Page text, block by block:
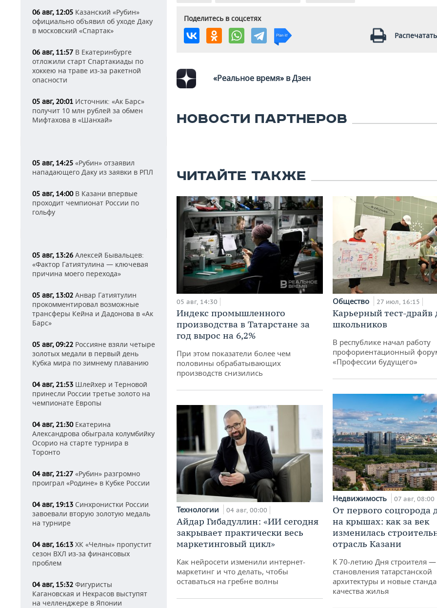
06 авг, 12:05 Казанский «Рубин»
официально объявил об уходе Даку
в московский «Спартак»
06 авг, 11:57 В Екатеринбурге
отложили старт Спартакиады по
хоккею на траве из-за ракетной
опасности
05 авг, 20:01 Источник: «Ак Барс»
получит 10 млн рублей за обмен
Мифтахова в «Шанхай»
05 авг, 14:25 «Рубин» отзаявил
нападающего Даку из заявки в РПЛ
05 авг, 14:00В Казани впервые
проходит чемпионат России по
гольфу
05 авг, 13:26 Алексей Бывальцев:
«Фактор Гатиятулина — ключевая
причина моего перехода»
05 авг, 13:02 Анвар Гатиятулин
прокомментировал возможные
трансферы Кейна и Дадонова в «Ак
Барс»
05 авг, 09:22 Россияне взяли четыре
золотых медали в первый день
Кубка мира по зимнему плаванию
04 авг, 21:53 Шлейхер и Терновой
принесли России третье золото на
чемпионате Европы
04 авг, 21:30Екатерина
Александрова обыграла колумбийку
Осорио на старте турнира в
Торонто
04 авг, 21:27 «Рубин» разгромно
проиграл «Родине» в Кубке России
04 авг, 19:13 Синхронистки России
завоевали вторую золотую медаль
на турнире
04 авг, 16:13 ХК «Челны» пропустит
сезон ВХЛ из-за финансовых
проблем
04 авг, 15:32 Фигуристы
Кагановская и Некрасов выступят
на челленджере в Японии
Поделитесь в соцсетях
«Реальное время» в Дзен
НОВОСТИ ПАРТНЕРОВ
ЧИТАЙТЕ ТАКЖЕ
05 авг, 14:30
Индекс промышленного
производства в Татарстане за
год вырос на 6,2%
При этом показатели более чем
половины обрабатывающих
производств снизились
Технологии 04 авг, 00:00
Айдар Гибадуллин: «ИИ сегодня
закрывает практически весь
маркетинговый цикл»
Как нейросети изменили интернет-
маркетинг и что делать, чтобы
оставаться на гребне волны
Общество 27 июл, 16:15
Карьерный тест-драйв
школьников
В республике начал работу
профориентационный
«Профессии будущего»
Недвижимость 07 авг, 08:00
От первого соцгорода
на крышах: как за век
изменилась
отрасль Казани
К 70-летию Дня строителя
становления татарстанской
архитектуры и новые
качества жилья